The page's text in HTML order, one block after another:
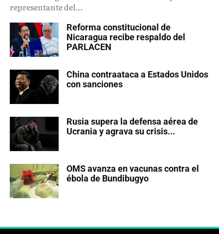
representante del...
Reforma constitucional de
Nicaragua recibe respaldo del
PARLACEN
China contraataca a Estados Unidos
con sanciones
Rusia supera la defensa aérea de
Ucrania y agrava su crisis...
OMS avanza en vacunas contra el
ébola de Bundibugyo